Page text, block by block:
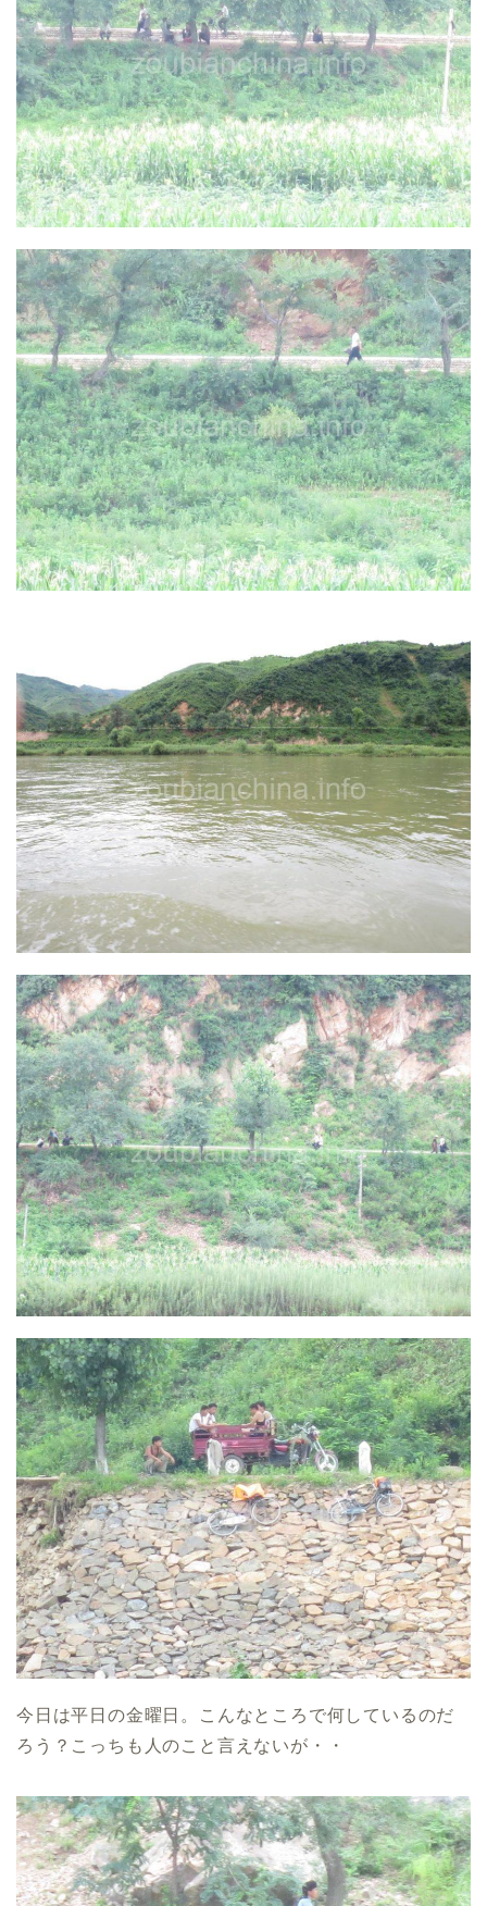
今日は平日の金曜日。こんなところで何しているのだ
ろう？こっちも人のこと言えないが・・